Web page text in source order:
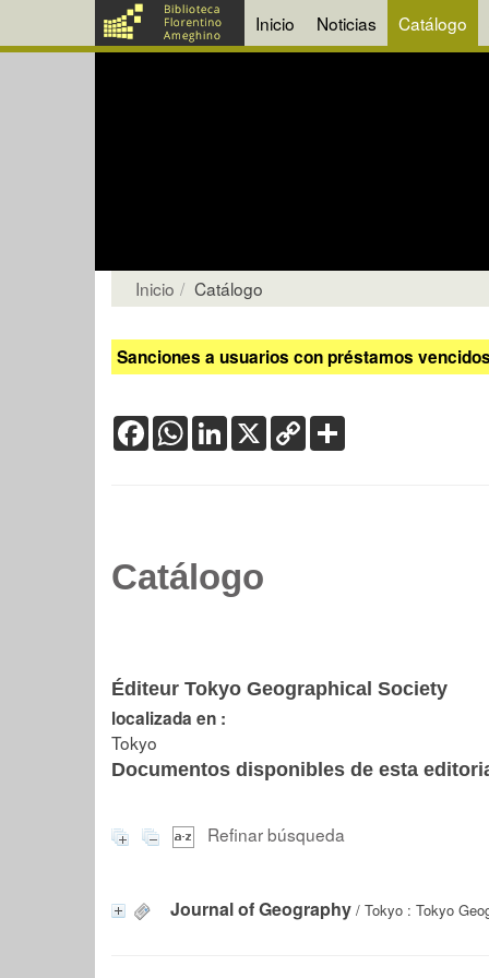
Inicio Noticias Catálogo
Inicio Catálogo
Sanciones a usuarios con préstamos
FacebookWhatsApp
LinkedIn
X Copy
Link
Catálogo
Éditeur Tokyo Geographical Society
localizada en :
Tokyo
Documentos disponibles de esta
Refinar búsqueda
Journal of Geography / Tokyo : Tokyo